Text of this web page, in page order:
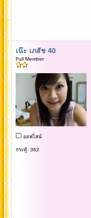
เน๊ะ เภสัช 40
Full Member
ออฟไลน์
กระทู้: 362